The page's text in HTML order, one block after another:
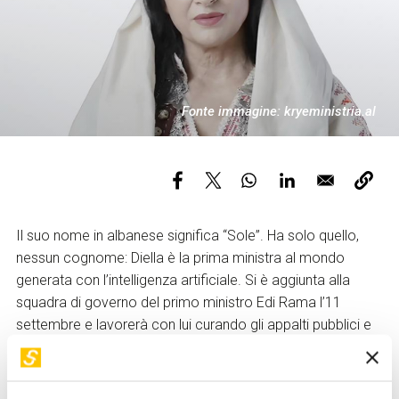
Services and accessibility
Tickets
Fonte immagine: kryeministria.al
Il suo nome in albanese significa “Sole”. Ha solo quello,
nessun cognome: Diella è la prima ministra al mondo
generata con l’intelligenza artificiale. Si è aggiunta alla
squadra di governo del primo ministro Edi Rama l’11
settembre e lavorerà con lui curando gli appalti pubblici e
dunque stipulando i contratti con le aziende private.